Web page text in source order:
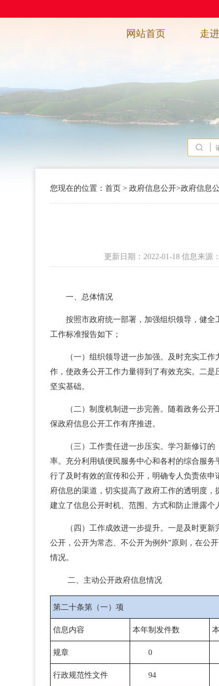
网站首页 走
您现在的位置： 首页 > 政府信息公开>政府信息
更新日期：2022-01-18 信息来源
一、总体情况
按照市政府统一部署，加强组织领导，健
工作标准报告如下；
（一）组织领导进一步加强。及时充实工
作，使政务公开工作力量得到了有效充实。二
坚实基础。
（二）制度机制进一步完善。随着政务公
保政府信息公开工作有序推进。
（三）工作责任进一步压实。学习新修订
率。充分利用镇便民服务中心和各村的综合服
行了及时有效的宣传和公开，明确专人负责依
府信息的渠道，切实提高了政府工作的透明度
建立了信息公开时机、范围、方式和防止泄露个
（四）工作成效进一步提升。一是及时更
公开，公开为常态、不公开为例外”原则，在公
情况。
二、主动公开政府信息情况
第二十条第（一）项
信息内容 本年制发件数
规章 0
行政规范性文件 94